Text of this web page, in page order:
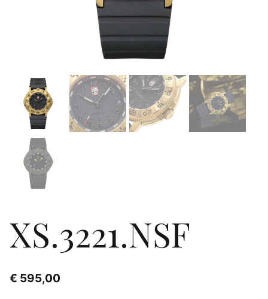
XS.3221.NSF
€ 595,00